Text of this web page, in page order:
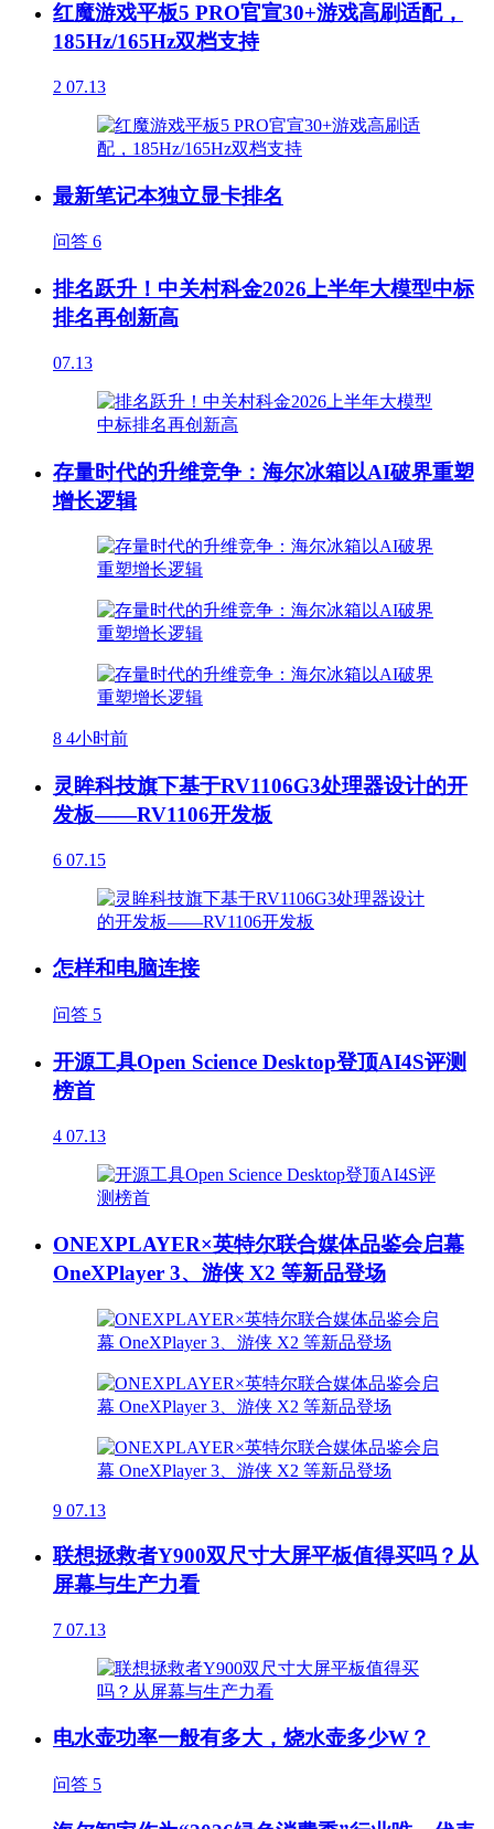
红魔游戏平板5 PRO官宣30+游戏高刷适配，
185Hz/165Hz双档支持
2 07.13
最新笔记本独立显卡排名
问答 6
排名跃升！中关村科金2026上半年大模型中标
排名再创新高
07.13
存量时代的升维竞争：海尔冰箱以AI破界重塑
增长逻辑
8 4小时前
灵眸科技旗下基于RV1106G3处理器设计的开
发板——RV1106开发板
6 07.15
怎样和电脑连接
问答 5
开源工具Open Science Desktop登顶AI4S评测
榜首
4 07.13
ONEXPLAYER×英特尔联合媒体品鉴会启幕
OneXPlayer 3、游侠 X2 等新品登场
9 07.13
联想拯救者Y900双尺寸大屏平板值得买吗？从
屏幕与生产力看
7 07.13
电水壶功率一般有多大，烧水壶多少W？
问答 5